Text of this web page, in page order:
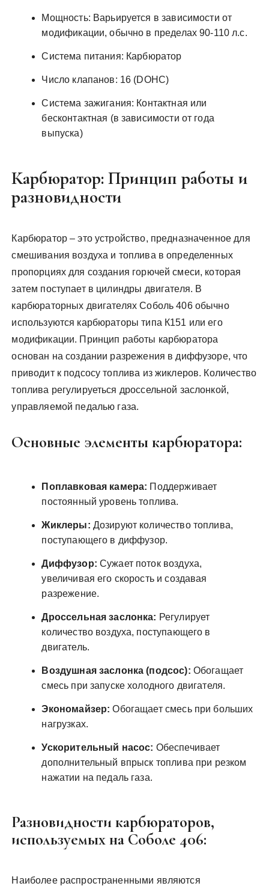
Мощность: Варьируется в зависимости от
модификации, обычно в пределах 90-110 л.с.
Система питания: Карбюратор
Число клапанов: 16 (DOHC)
Система зажигания: Контактная или
бесконтактная (в зависимости от года
выпуска)
Карбюратор: Принцип работы и
разновидности
Карбюратор – это устройство, предназначенное для
смешивания воздуха и топлива в определенных
пропорциях для создания горючей смеси, которая
затем поступает в цилиндры двигателя. В
карбюраторных двигателях Соболь 406 обычно
используются карбюраторы типа К151 или его
модификации. Принцип работы карбюратора
основан на создании разрежения в диффузоре, что
приводит к подсосу топлива из жиклеров. Количество
топлива регулируеться дроссельной заслонкой,
управляемой педалью газа.
Основные элементы карбюратора:
Поплавковая камера: Поддерживает
постоянный уровень топлива.
Жиклеры: Дозируют количество топлива,
поступающего в диффузор.
Диффузор: Сужает поток воздуха,
увеличивая его скорость и создавая
разрежение.
Дроссельная заслонка: Регулирует
количество воздуха, поступающего в
двигатель.
Воздушная заслонка (подсос): Обогащает
смесь при запуске холодного двигателя.
Экономайзер: Обогащает смесь при больших
нагрузках.
Ускорительный насос: Обеспечивает
дополнительный впрыск топлива при резком
нажатии на педаль газа.
Разновидности карбюраторов,
используемых на Соболе 406:
Наиболее распространенными являются